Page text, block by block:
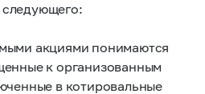
акциями понимаются
к организованным
в котировальные